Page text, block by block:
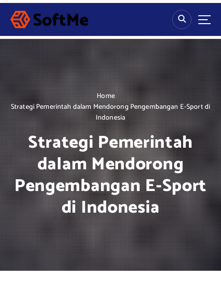
S
p
Home
Strategi Pemerintah dalam Mendorong Pengembangan E-Sport di
Indonesia
Strategi Pemerintah
dalam Mendorong
Pengembangan E-Sport
di Indonesia